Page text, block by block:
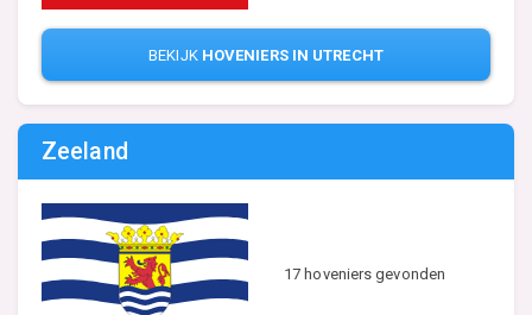
BEKIJK HOVENIERS IN UTRECHT
Zeeland
17 hoveniers gevonden